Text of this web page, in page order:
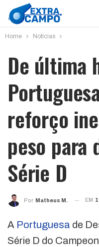
Home Notícias
De última
reforço
peso para
Série D
Por Matheus M. EM
A Portuguesa de
Série D do